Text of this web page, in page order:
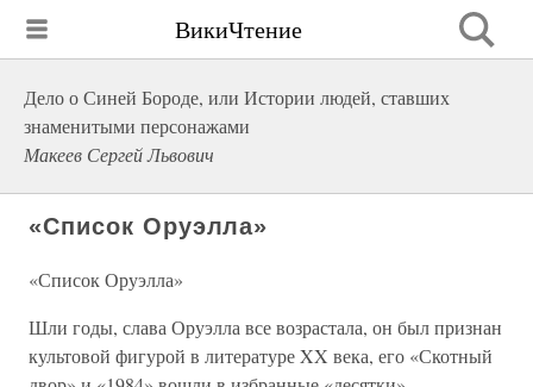
ВикиЧтение
Дело о Синей Бороде, или Истории людей, ставших
знаменитыми персонажами
Макеев Сергей Львович
«Список Оруэлла»
«Список Оруэлла»
Шли годы, слава Оруэлла все возрастала, он был признан
культовой фигурой в литературе XX века, его «Скотный